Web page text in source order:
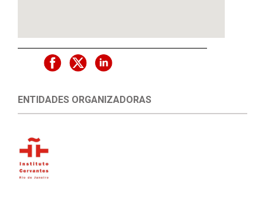
ENTIDADES ORGANIZADORAS